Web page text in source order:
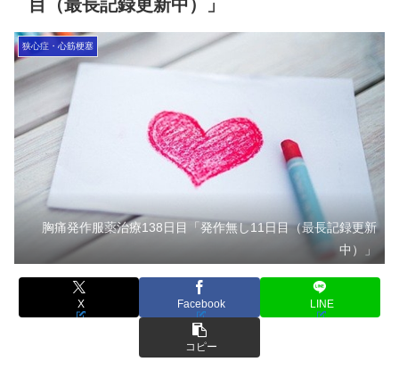
目（最長記録更新中）」
狭心症・心筋梗塞
胸痛発作服薬治療138日目「発作無し11日目（最長記録更新
中）」
X Facebook LINE
コピー